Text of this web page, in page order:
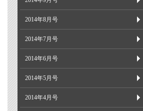
2014年8月号
2014年7月号
2014年6月号
2014年5月号
2014年4月号